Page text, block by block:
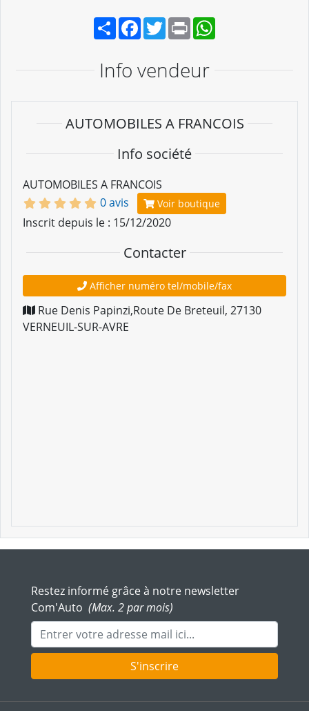
PartagerFacebook
TwitterPrint
Info vendeur
AUTOMOBILES A FRANCOIS
Info société
AUTOMOBILES A FRANCOIS
0 avis
Voir boutique
Inscrit depuis le : 15/12/2020
Contacter
Afficher numéro tel/mobile/fax
Rue Denis Papinzi,Route De Breteuil, 27130
VERNEUIL-SUR-AVRE
Restez informé grâce à notre newsletter
Com'Auto (Max. 2 par mois)
Adresse mail
S'inscrire